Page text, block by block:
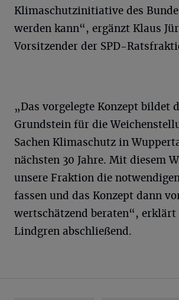
Klimaschutzinitiative des
werden kann“, ergänzt Klaus
Vorsitzender der SPD-
„Das vorgelegte Konzept bildet
Grundstein für die
Sachen Klimaschutz in
nächsten 30 Jahre. Mit diesem
unsere Fraktion die
fassen und das Konzept dann
wertschätzend beraten“, erklärt
Lindgren abschließend.